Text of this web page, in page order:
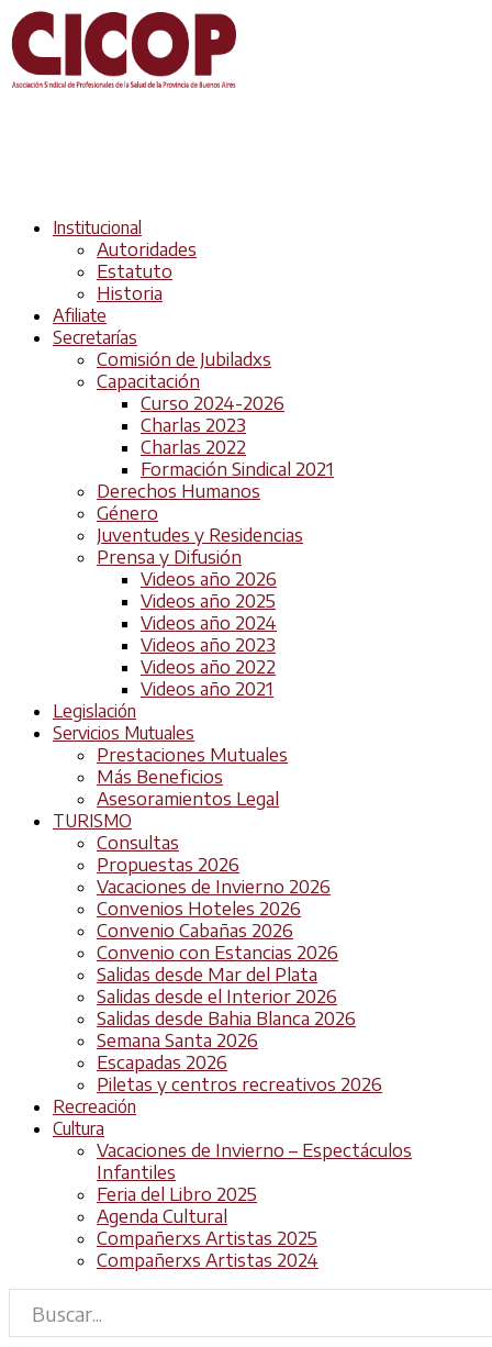
Institucional
Autoridades
Estatuto
Historia
Afiliate
Secretarías
Comisión de Jubiladxs
Capacitación
Curso 2024-2026
Charlas 2023
Charlas 2022
Formación Sindical 2021
Derechos Humanos
Género
Juventudes y Residencias
Prensa y Difusión
Videos año 2026
Videos año 2025
Videos año 2024
Videos año 2023
Videos año 2022
Videos año 2021
Legislación
Servicios Mutuales
Prestaciones Mutuales
Más Beneficios
Asesoramientos Legal
TURISMO
Consultas
Propuestas 2026
Vacaciones de Invierno 2026
Convenios Hoteles 2026
Convenio Cabañas 2026
Convenio con Estancias 2026
Salidas desde Mar del Plata
Salidas desde el Interior 2026
Salidas desde Bahia Blanca 2026
Semana Santa 2026
Escapadas 2026
Piletas y centros recreativos 2026
Recreación
Cultura
Vacaciones de Invierno – Espectáculos
Infantiles
Feria del Libro 2025
Agenda Cultural
Compañerxs Artistas 2025
Compañerxs Artistas 2024